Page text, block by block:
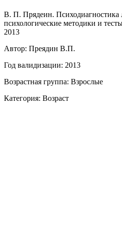
В. П. Прядеин. Психодиагностика
психологические методики и
2013
Автор: Преядин В.П.
Год валидизации: 2013
Возрастная группа: Взрослые
Категория: Возраст